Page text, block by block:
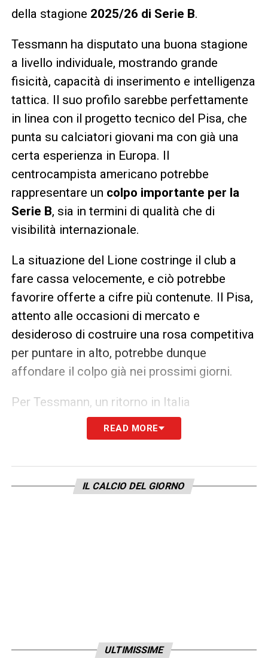
della stagione 2025/26 di Serie B.
Tessmann ha disputato una buona stagione
a livello individuale, mostrando grande
fisicità, capacità di inserimento e intelligenza
tattica. Il suo profilo sarebbe perfettamente
in linea con il progetto tecnico del Pisa, che
punta su calciatori giovani ma con già una
certa esperienza in Europa. Il
centrocampista americano potrebbe
rappresentare un colpo importante per la
Serie B, sia in termini di qualità che di
visibilità internazionale.
La situazione del Lione costringe il club a
fare cassa velocemente, e ciò potrebbe
favorire offerte a cifre più contenute. Il Pisa,
attento alle occasioni di mercato e
desideroso di costruire una rosa competitiva
per puntare in alto, potrebbe dunque
affondare il colpo già nei prossimi giorni.
Per Tessmann, un ritorno in Italia
rappresenterebbe un’opportunità
interessante per rilanciarsi in un contesto
in fase iniziale, ma le prossime settimane
potrebbero essere decisive per definire il
READ MORE
IL CALCIO DEL GIORNO
ULTIMISSIME